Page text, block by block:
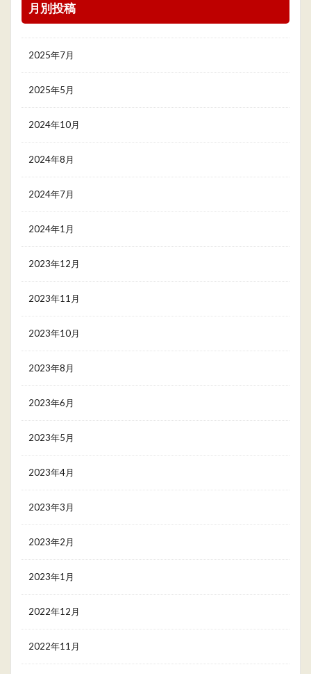
月別投稿
2025年7月
2025年5月
2024年10月
2024年8月
2024年7月
2024年1月
2023年12月
2023年11月
2023年10月
2023年8月
2023年6月
2023年5月
2023年4月
2023年3月
2023年2月
2023年1月
2022年12月
2022年11月